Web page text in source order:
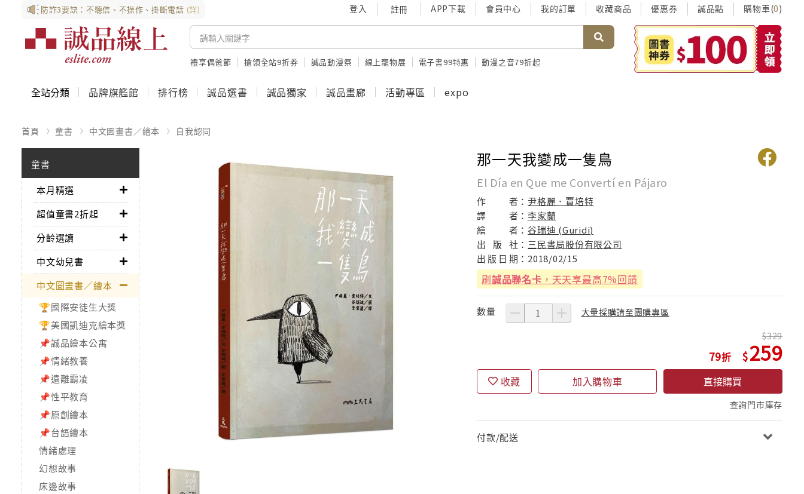
防詐3要訣：不聽信、不操作、掛斷電話 (詳) 登入 註冊 APP下載 會員中心 我的訂單 收藏商品 優惠券 誠品點 購物車(0)
禮享偶爸節 搶領全站9折券 誠品動漫祭 線上寵物展 電子書99特惠 動漫之音79折起
全站分類 品牌旗艦館 排行榜 誠品選書 誠品獨家 誠品畫廊 活動專區 expo
首頁 童書 中文圖畫書／繪本 自我認同
童書
本月精選
超值童書2折起
分齡選讀
中文幼兒書
中文圖畫書／繪本
🏆國際安徒生大獎
🏆美國凱迪克繪本獎
📌誠品繪本公寓
📌情緒教養
📌遠離霸凌
📌性平教育
📌原創繪本
📌台語繪本
情緒處理
幻想故事
床邊故事
那一天我變成一隻鳥
El Día en Que me Convertí en Pájaro
作 者：尹格麗．賈培特
譯
者：李家蘭
繪
者：谷瑞迪 (Guridi)
出
版 社： 三民書局股份有限公司
出 版 日 期： 2018/02/15
刷誠品聯名卡 ，天天享最高7%回饋
數量 大量採購請至團購專區
79
329
259
收藏 加入購物車 直接購買
查詢門市庫存
付款/配送